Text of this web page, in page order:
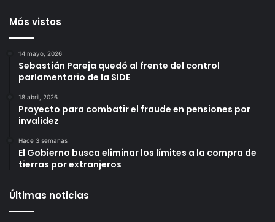
Más vistos
14 mayo, 2026
Sebastián Pareja quedó al frente del control
parlamentario de la SIDE
18 abril, 2026
Proyecto para combatir el fraude en pensiones por
invalidez
Hace 3 semanas
El Gobierno busca eliminar los límites a la compra de
tierras por extranjeros
Últimas noticias